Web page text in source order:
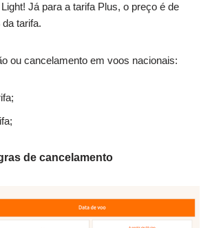
Já para a tarifa Plus, o preço é de
tarifa.
ou cancelamento em voos nacionais:
de cancelamento